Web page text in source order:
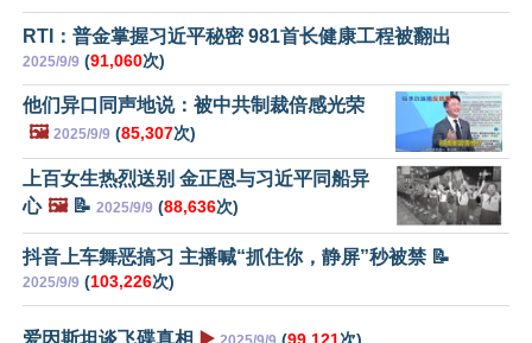
RTI：普金掌握习近平秘密 981首长健康工程被翻出
2025/9/9 (91,060次)
他们异口同声地说：被中共制裁倍感光荣
🖼️ 2025/9/9 (85,307次)
上百女生热烈送别 金正恩与习近平同船异
心 🖼️📝 2025/9/9 (88,636次)
抖音上车舞恶搞习 主播喊“抓住你，静屏”秒被禁 📝
2025/9/9 (103,226次)